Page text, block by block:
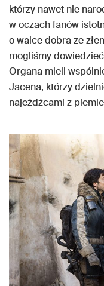
którzy nawet nie
w oczach fanów
o walce dobra ze
mogliśmy
Organa mieli
Jacena, którzy
najeźdźcami z